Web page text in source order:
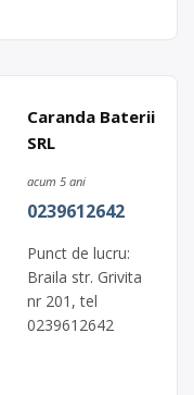
Caranda Baterii
SRL
acum 5 ani
0239612642
Punct de lucru:
Braila str. Grivita
nr 201, tel
0239612642